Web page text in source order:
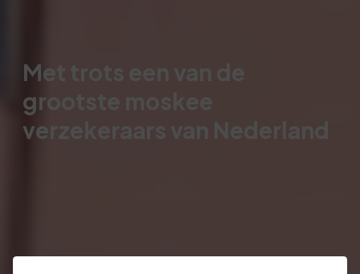
Met trots een van de
grootste moskee
verzekeraars van Nederland